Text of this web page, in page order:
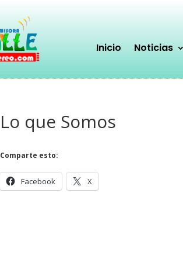
Inicio Noticias
Lo que Somos
Comparte esto:
Facebook X